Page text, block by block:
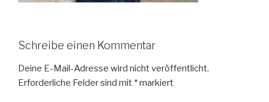
Schreibe einen Kommentar
Deine E-Mail-Adresse wird nicht veröffentlicht.
Erforderliche Felder sind mit *markiert